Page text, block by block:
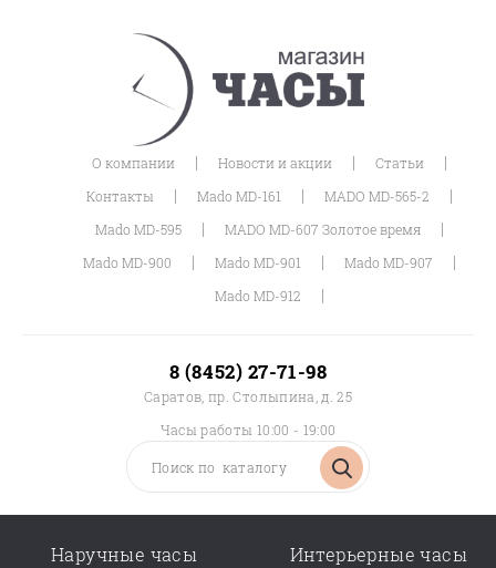
О компании | Новости и акции | Статьи |
Контакты | Mado MD-161 | MADO MD-565-2 |
Mado MD-595 | MADO MD-607 Золотое время |
Mado MD-900 | Mado MD-901 | Mado MD-907 |
Mado MD-912 |
8 (8452) 27-71-98
Саратов, пр. Столыпина, д. 25
Часы работы 10:00 - 19:00
Наручные часы
Интерьерные часы